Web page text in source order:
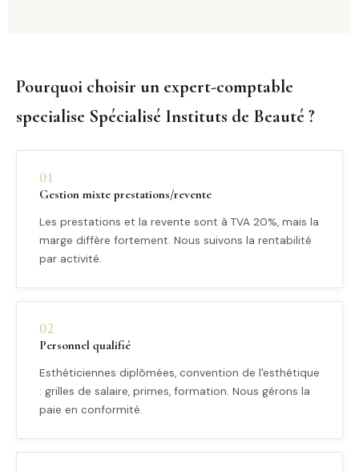
Pourquoi choisir un expert-comptable
specialise Spécialisé Instituts de Beauté ?
01
Gestion mixte prestations/revente
Les prestations et la revente sont à TVA 20%, mais la
marge diffère fortement. Nous suivons la rentabilité
par activité.
02
Personnel qualifié
Esthéticiennes diplômées, convention de l'esthétique
: grilles de salaire, primes, formation. Nous gérons la
paie en conformité.